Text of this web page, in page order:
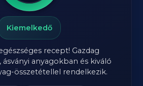
Kiemelkedő
recept! Gazdag
anyagokban és kiváló
összetétellel rendelkezik.